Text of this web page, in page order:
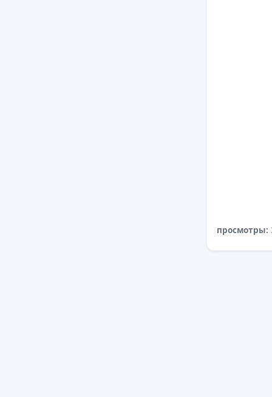
просмотры: